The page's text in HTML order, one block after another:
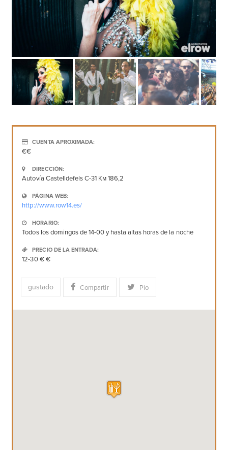
CUENTA APROXIMADA:
€€
DIRECCIÓN:
Autovía Castelldefels C-31 Км 186,2
PÁGINA WEB:
http://www.row14.es/
HORARIO:
Todos los domingos de 14-00 y hasta altas horas de la noche
PRECIO DE LA ENTRADA:
12-30 € €
gustado Compartir Pío